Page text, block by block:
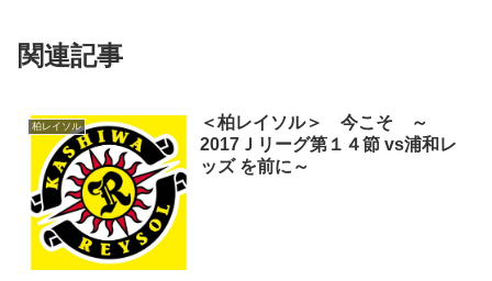
関連記事
柏レイソル
＜柏レイソル＞ 今こそ ～
2017Ｊリーグ第１４節 vs浦和レ
ッズ を前に～